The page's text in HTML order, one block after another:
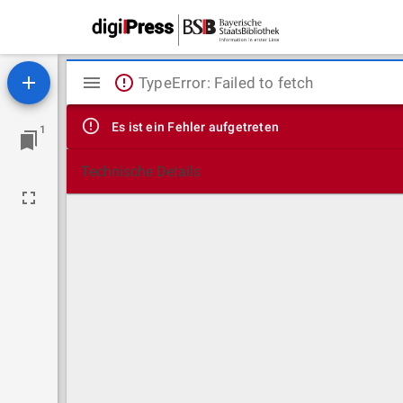
1
Mirador
Viewer
TypeError: Failed to fetch
Es ist ein Fehler aufgetreten
Technische Details